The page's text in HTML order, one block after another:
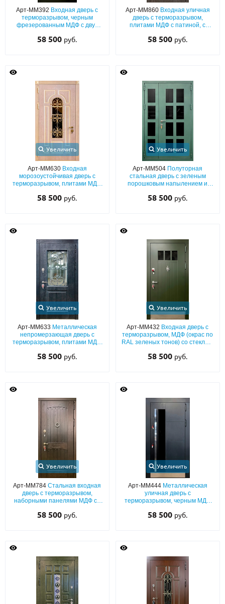
Арт-ММ392 Входная дверь с
терморазрывом, черным
фрезерованным МДФ с двух
58 500 руб.
Арт-ММ860 Входная уличная
дверь с терморазрывом,
плитами МДФ с патиной, с
«лев» под бронзу
58 500 руб.
Увеличить
Арт-ММ630 Входная
морозоустойчивая дверь с
терморазрывом, плитами МДФ
стеклом
58 500 руб.
Увеличить
Арт-ММ504 Полуторная
стальная дверь с зеленым
порошковым напылением и
58 500 руб.
Увеличить
Арт-ММ633 Металлическая
непромерзающая дверь с
терморазрывом, плитами МДФ
стеклопакетом и решеткой
58 500 руб.
Увеличить
Арт-ММ432 Входная дверь с
терморазрывом, МДФ (окрас по
RAL зеленых тонов) со стеклом,
58 500 руб.
Увеличить
Арт-ММ784Стальная входная
дверь с терморазрывом,
наборными панелями МДФ со
кнокером «кольцо»
58 500 руб.
Увеличить
Арт-ММ444 Металлическая
уличная дверь с
терморазрывом, черным МДФ
бугельной ручкой и отбойником
58 500 руб.